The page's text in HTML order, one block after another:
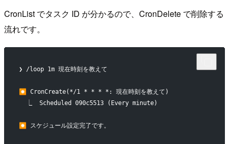
CronList でタスク ID が分かるので、CronDelete で削除する
流れです。
❯ /loop 1m 現在時刻を教えて
⏺ CronCreate(*/1 * * * *: 現在時刻を教えて)
  ⎿  Scheduled 090c5513 (Every minute)
⏺ スケジュール設定完了です。